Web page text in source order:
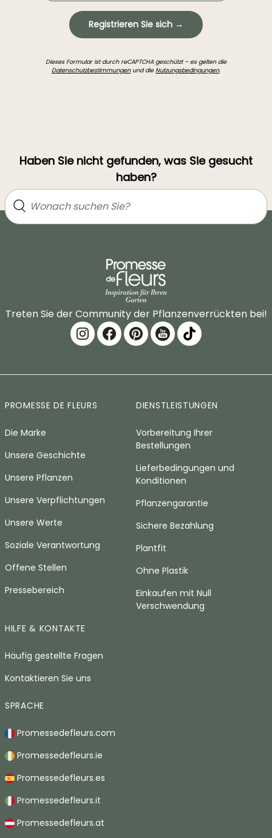
Registrieren Sie sich →
Dieses Formular ist durch reCAPTCHA geschützt – es gelten die
Datenschutzbestimmungenund dieNutzungsbedingungen.
Haben Sie nicht gefunden, was Sie gesucht
haben?
Treten Sie der Community der Pflanzenverrückten bei!
PROMESSE DE FLEURS
Die Marke
Unsere Geschichte
Unsere Pflanzen
Unsere Verpflichtungen
Unsere Werte
Soziale Verantwortung
Offene Stellen
Pressebereich
DIENSTLEISTUNGEN
Vorbereitung Ihrer
Bestellungen
Lieferbedingungen und
Konditionen
Pflanzengarantie
Sichere Bezahlung
Plantfit
Ohne Plastik
Einkaufen mit Null
Verschwendung
HILFE & KONTAKTE
Häufig gestellte Fragen
Kontaktieren Sie uns
SPRACHE
Promessedefleurs.com
Promessedefleurs.ie
Promessedefleurs.es
Promessedefleurs.it
Promessedefleurs.at